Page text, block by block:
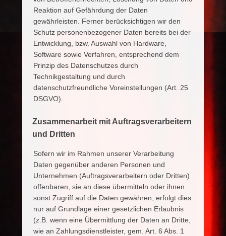
Reaktion auf Gefährdung der Daten
gewährleisten. Ferner berücksichtigen wir den
Schutz personenbezogener Daten bereits bei der
Entwicklung, bzw. Auswahl von Hardware,
Software sowie Verfahren, entsprechend dem
Prinzip des Datenschutzes durch
Technikgestaltung und durch
datenschutzfreundliche Voreinstellungen (Art. 25
DSGVO).
Zusammenarbeit mit Auftragsverarbeitern
und Dritten
Sofern wir im Rahmen unserer Verarbeitung
Daten gegenüber anderen Personen und
Unternehmen (Auftragsverarbeitern oder Dritten)
offenbaren, sie an diese übermitteln oder ihnen
sonst Zugriff auf die Daten gewähren, erfolgt dies
nur auf Grundlage einer gesetzlichen Erlaubnis
(z.B. wenn eine Übermittlung der Daten an Dritte,
wie an Zahlungsdienstleister, gem. Art. 6 Abs. 1